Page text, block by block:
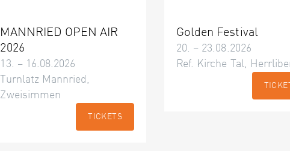
MANNRIED OPEN AIR
2026
13. – 16.08.2026
Turnlatz Mannried,
Zweisimmen
TICKETS
Golden Festival
20. – 23.08.2026
Ref. Kirche Tal,